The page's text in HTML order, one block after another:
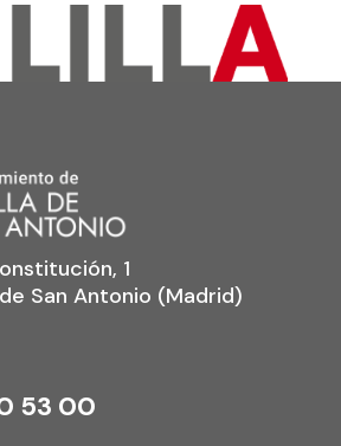
1
San Antonio (Madrid)
53 00